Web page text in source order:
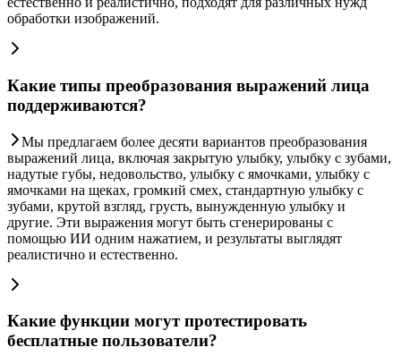
обработки изображений.
Какие типы преобразования выражений лица
поддерживаются?
Мы предлагаем более десяти вариантов преобразования
выражений лица, включая закрытую улыбку, улыбку с зубами,
надутые губы, недовольство, улыбку с ямочками, улыбку с
ямочками на щеках, громкий смех, стандартную улыбку с
зубами, крутой взгляд, грусть, вынужденную улыбку и
другие. Эти выражения могут быть сгенерированы с
помощью ИИ одним нажатием, и результаты выглядят
реалистично и естественно.
Какие функции могут протестировать
бесплатные пользователи?